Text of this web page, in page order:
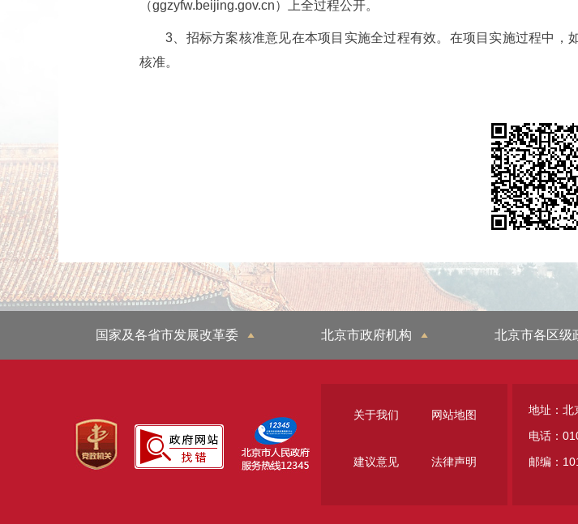
（ggzyfw.beijing.gov.cn）上全过程公开。
3、招标方案核准意见在本项目实施全过程有效。在项目实施过程中
核准。
国家及各省市发展改革委 北京市政府机构 北京市各区级
关于我们 网站地图
建议意见 法律声明
地址：北
电话：
邮编：